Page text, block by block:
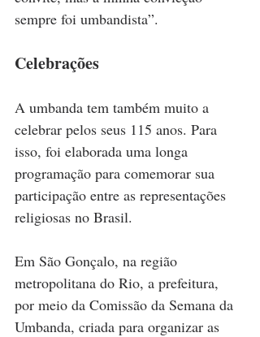
sempre foi umbandista”.
Celebrações
A umbanda tem também muito a
celebrar pelos seus 115 anos. Para
isso, foi elaborada uma longa
programação para comemorar sua
participação entre as representações
religiosas no Brasil.
Em São Gonçalo, na região
metropolitana do Rio, a prefeitura,
por meio da Comissão da Semana da
Umbanda, criada para organizar as